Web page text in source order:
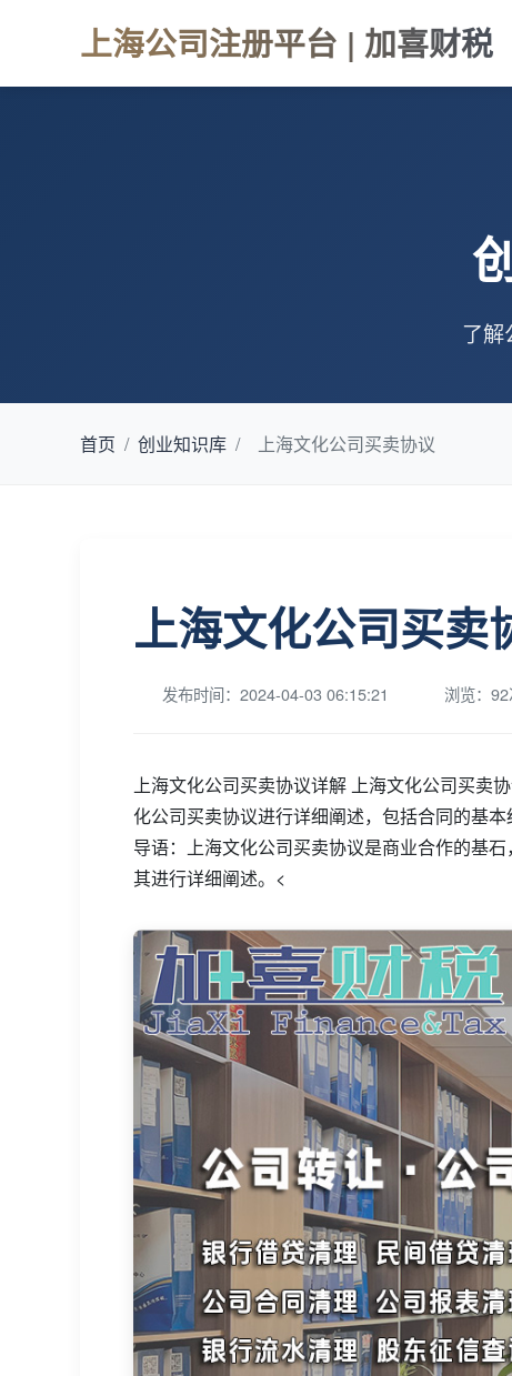
上海公司注册平台 | 加喜财税
了解
首页 / 创业知识库 / 上海文化公司买卖协议
上海文化公司买卖
发布时间：2024-04-03 06:15:21 浏览：
上海文化公司买卖协议详解 上海文化公司买卖
化公司买卖协议进行详细阐述，包括合同的基
导语：上海文化公司买卖协议是商业合作的基
其进行详细阐述。<